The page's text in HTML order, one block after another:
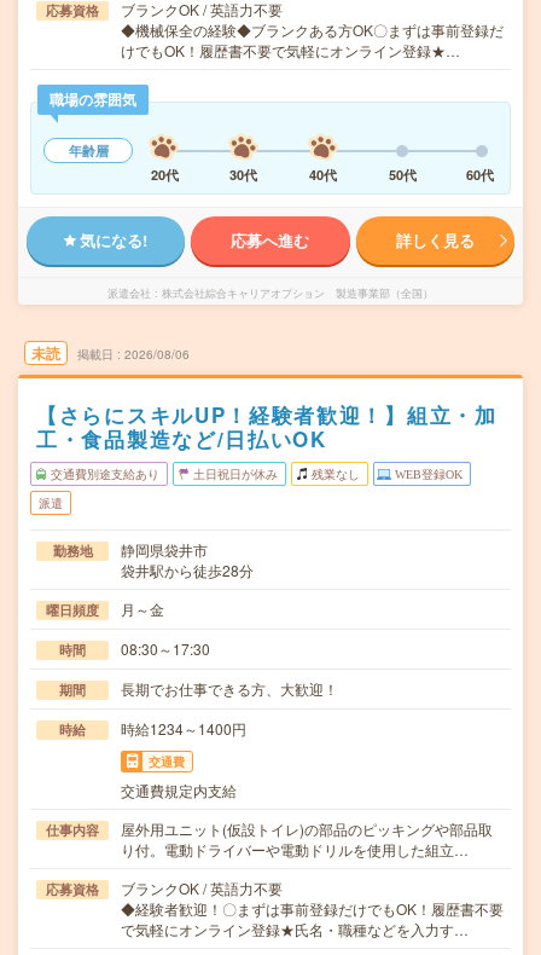
応募資格
ブランクOK / 英語力不要
◆機械保全の経験◆ブランクある方OK〇まずは事前登録だ
けでもOK！履歴書不要で気軽にオンライン登録★…
職場の雰囲気
年齢層
20代
30代 40代 50代 60代
気になる! 応募へ進む 詳しく見る
派遣会社 株式会社綜合キャリアオプション 製造事業部（全国）
未読 掲載日 2026/08/06
【さらにスキルUP！経験者歓迎！】組立・加
工・食品製造など/日払いOK
交通費別途支給あり 土日祝日が休み 残業なし WEB登録OK
派遣
勤務地
静岡県袋井市
袋井駅から徒歩28分
曜日頻度 月～金
時間 08:30～17:30
期間 長期でお仕事できる方、大歓迎！
時給 時給1234～1400円
交通費
交通費規定内支給
仕事内容
屋外用ユニット(仮設トイレ)の部品のピッキングや部品取
り付。電動ドライバーや電動ドリルを使用した組立…
応募資格
ブランクOK / 英語力不要
◆経験者歓迎！〇まずは事前登録だけでもOK！履歴書不要
で気軽にオンライン登録★氏名・職種などを入力す…